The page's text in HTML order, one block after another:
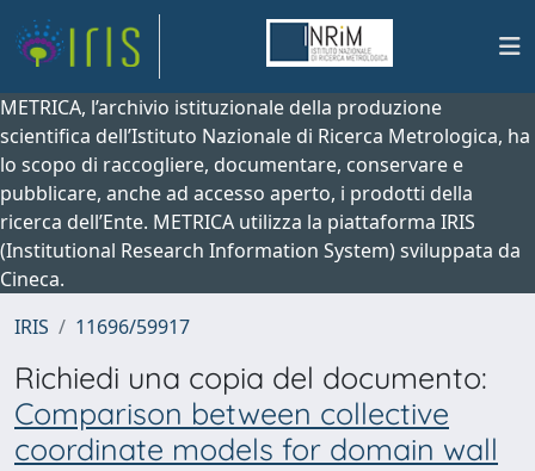
METRICA, l’archivio istituzionale della produzione
scientifica dell’Istituto Nazionale di Ricerca Metrologica, ha
lo scopo di raccogliere, documentare, conservare e
pubblicare, anche ad accesso aperto, i prodotti della
ricerca dell’Ente. METRICA utilizza la piattaforma IRIS
(Institutional Research Information System) sviluppata da
Cineca.
IRIS
11696/59917
Richiedi una copia del documento:
Comparison between collective
coordinate models for domain wall